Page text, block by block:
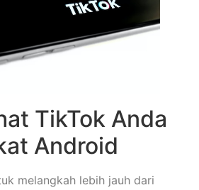
TikTok Anda
Android
melangkah lebih jauh dari